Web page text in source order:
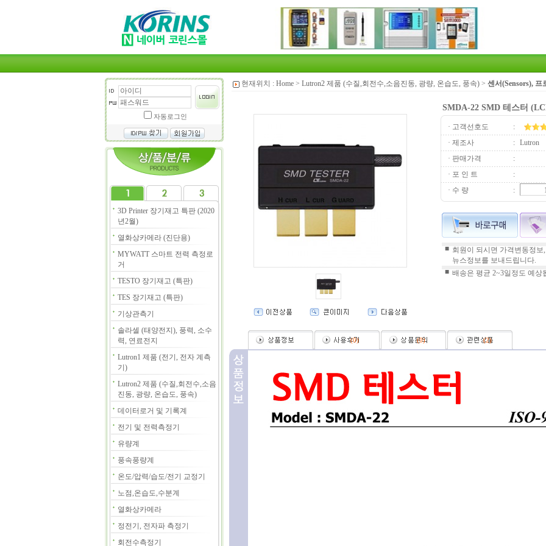
자동로그인
3D Printer 장기재고 특판 (2020
년2월)
열화상카메라 (진단용)
MYWATT 스마트 전력 측정로
거
TESTO 장기재고 (특판)
TES 장기재고 (특판)
기상관측기
솔라셀 (태양전지), 풍력, 소수
력, 연료전지
Lutron1 제품 (전기, 전자 계측
기)
Lutron2 제품 (수질,회전수,소음
진동, 광량, 온습도, 풍속)
데이터로거 및 기록계
전기 및 전력측정기
유량계
풍속풍량계
온도/압력/습도/전기 교정기
노점,온습도,수분계
열화상카메라
정전기, 전자파 측정기
회전수측정기
현재위치 : Home > Lutron2 제품 (수질,회전수,소음진동, 광량, 온습도, 풍속) > 센서(Sensors), 프
SMDA-22 SMD 테스터
· 고객선호도
:
· 제조사
:
Lutron
· 판매가격
:
· 포 인 트
:
· 수 량
:
■ 회원이 되시면 가격변동정
뉴스정보를 보내드립니다.
■ 배송은 평균 2~3일정도 예상
(0) (0) (2)